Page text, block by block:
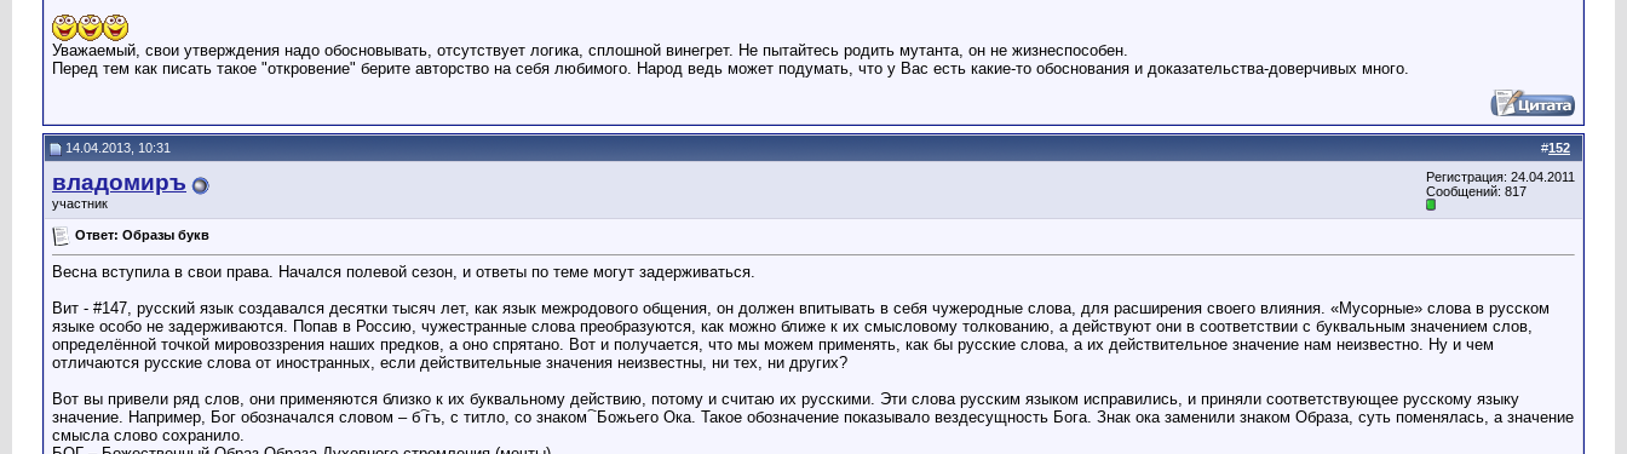
Уважаемый, свои утверждения надо обосновывать, отсутствует логика, сплошной винегрет. Не пытайтесь родить мутанта, он не жизнеспособен.
Перед тем как писать такое "откровение" берите авторство на себя любимого. Народ ведь может подумать, что у Вас есть какие-то обоснования и доказательства-доверчивых много.
#152
14.04.2013, 10:31
владомиръ
участник
Регистрация: 24.04.2011
Сообщений: 817
Ответ: Образы букв
Весна вступила в свои права. Начался полевой сезон, и ответы по теме могут задерживаться.
Вит - #147, русский язык создавался десятки тысяч лет, как язык межродового общения, он должен впитывать в себя чужеродные слова, для расширения своего влияния. «Мусорные» слова в русском
языке особо не задерживаются. Попав в Россию, чужестранные слова преобразуются, как можно ближе к их смысловому толкованию, а действуют они в соответствии с буквальным значением слов,
определённой точкой мировоззрения наших предков, а оно спрятано. Вот и получается, что мы можем применять, как бы русские слова, а их действительное значение нам неизвестно. Ну и чем
отличаются русские слова от иностранных, если действительные значения неизвестны, ни тех, ни других?
Вот вы привели ряд слов, они применяются близко к их буквальному действию, потому и считаю их русскими. Эти слова русским языком исправились, и приняли соответствующее русскому языку
значение. Например, Бог обозначался словом – б ҇гъ, с титло, со знаком ҇ Божьего Ока. Такое обозначение показывало вездесущность Бога. Знак ока заменили знаком Образа, суть поменялась, а значение
смысла слово сохранило.